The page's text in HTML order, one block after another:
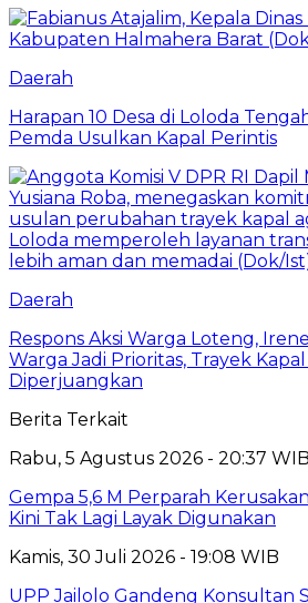
Daerah
Harapan 10 Desa di Loloda
Pemda Usulkan Kapal Perintis
Daerah
Respons Aksi Warga Loteng,
Warga Jadi Prioritas, Trayek
Diperjuangkan
Berita Terkait
Rabu, 5 Agustus 2026 - 20:37 WIB
Gempa 5,6 M Perparah
Kini Tak Lagi Layak Digunakan
Kamis, 30 Juli 2026 - 19:08 WIB
UPP Jailolo Gandeng Konsultan